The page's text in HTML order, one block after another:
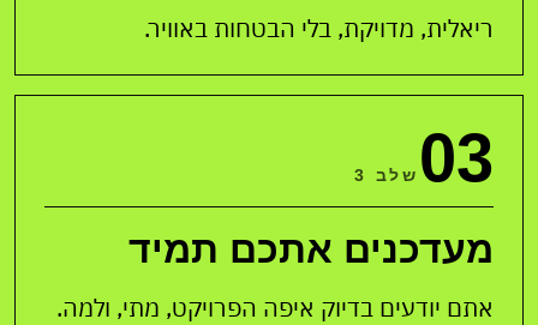
ריאלית, מדויקת, בלי הבטחות באוויר.
03 שלב 3
מעדכנים אתכם תמיד
אתם יודעים בדיוק איפה הפרויקט, מתי, ולמה.